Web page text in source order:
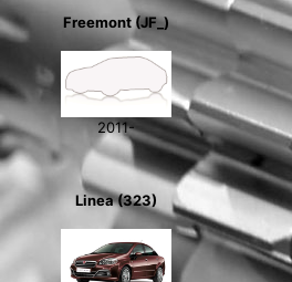
Freemont (JF_)
2011-
Linea (323)